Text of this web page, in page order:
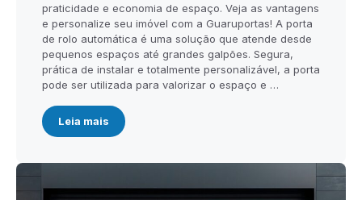
praticidade e economia de espaço. Veja as vantagens
e personalize seu imóvel com a Guaruportas! A porta
de rolo automática é uma solução que atende desde
pequenos espaços até grandes galpões. Segura,
prática de instalar e totalmente personalizável, a porta
pode ser utilizada para valorizar o espaço e …
Leia mais